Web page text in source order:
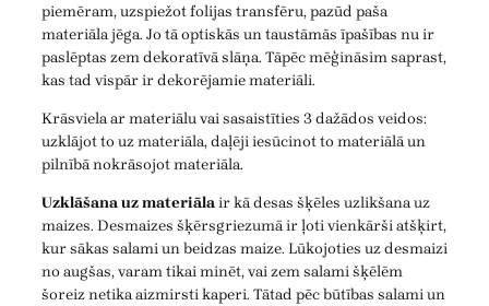
piemēram, uzspiežot folijas transfēru, pazūd paša
materiāla jēga. Jo tā optiskās un taustāmās īpašības nu ir
paslēptas zem dekoratīvā slāņa. Tāpēc mēģināsim saprast,
kas tad vispār ir dekorējamie materiāli.
Krāsviela ar materiālu vai sasaistīties 3 dažādos veidos:
uzklājot to uz materiāla, daļēji iesūcinot to materiālā un
pilnībā nokrāsojot materiāla.
Uzklāšana uz materiālair kā desas šķēles uzlikšana uz
maizes. Desmaizes šķērsgriezumā ir ļoti vienkārši atšķirt,
kur sākas salami un beidzas maize. Lūkojoties uz desmaizi
no augšas, varam tikai minēt, vai zem salami šķēlēm
šoreiz netika aizmirsti kaperi. Tātad pēc būtības salami un